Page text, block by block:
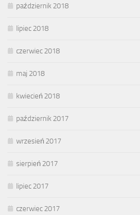
październik 2018
lipiec 2018
czerwiec 2018
maj 2018
kwiecień 2018
październik 2017
wrzesień 2017
sierpień 2017
lipiec 2017
czerwiec 2017